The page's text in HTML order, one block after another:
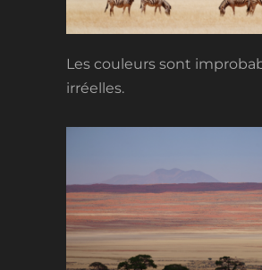
Les couleurs sont
irréelles.